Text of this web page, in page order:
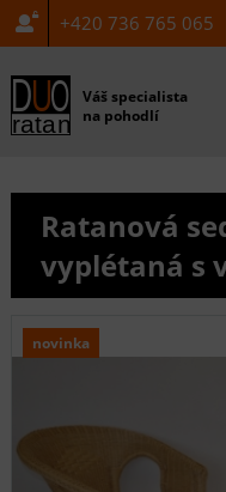
+420 736 765 065
Váš specialista
na pohodlí
Ratanová
vyplétaná s
novinka